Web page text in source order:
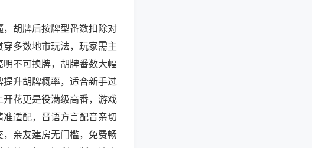
胡牌后按牌型番数扣除对
多数地市玩法，玩家需主
不可换牌，胡牌番数大幅
升胡牌概率，适合新手过
花更是役满级高番，游戏
适配，晋语方言配音亲切
亲友建房无门槛，免费畅